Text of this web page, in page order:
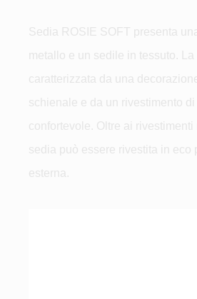
Sedia ROSIE SOFT presenta
metallo e un sedile in tessuto.
caratterizzata da una
schienale e da un rivestimento
confortevole. Oltre ai rivestimenti
sedia può essere rivestita in eco
esterna.